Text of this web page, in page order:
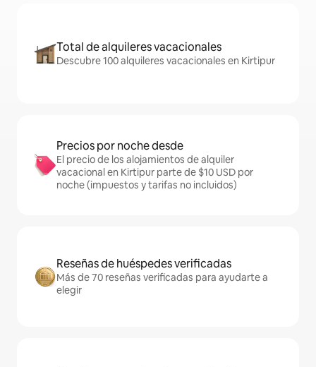
Total de alquileres vacacionales
Descubre 100 alquileres vacacionales en Kirtipur
Precios por noche desde
El precio de los alojamientos de alquiler
vacacional en Kirtipur parte de $10 USD por
noche (impuestos y tarifas no incluidos)
Reseñas de huéspedes verificadas
Más de 70 reseñas verificadas para ayudarte a
elegir